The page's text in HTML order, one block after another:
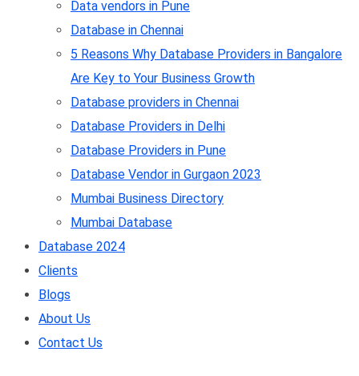
Data vendors in Pune
Database in Chennai
5 Reasons Why Database Providers in Bangalore
Are Key to Your Business Growth
Database providers in Chennai
Database Providers in Delhi
Database Providers in Pune
Database Vendor in Gurgaon 2023
Mumbai Business Directory
Mumbai Database
Database 2024
Clients
Blogs
About Us
Contact Us